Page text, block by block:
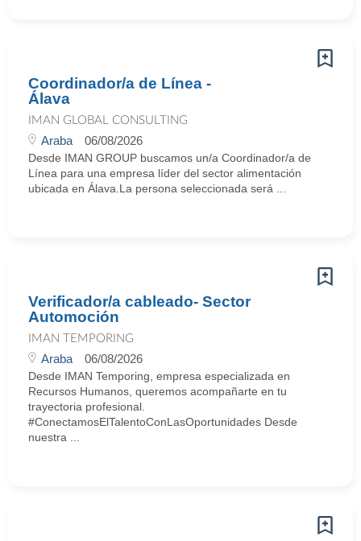
Coordinador/a de Línea -
Álava
IMAN GLOBAL CONSULTING
Araba 06/08/2026
Desde IMAN GROUP buscamos un/a Coordinador/a de
Línea para una empresa líder del sector alimentación
ubicada en Álava.La persona seleccionada será ...
Verificador/a cableado- Sector
Automoción
IMAN TEMPORING
Araba 06/08/2026
Desde IMAN Temporing, empresa especializada en
Recursos Humanos, queremos acompañarte en tu
trayectoria profesional.
#ConectamosElTalentoConLasOportunidades Desde
nuestra ...